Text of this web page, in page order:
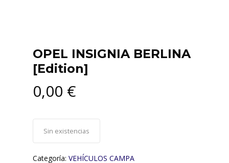
OPEL INSIGNIA BERLINA
[Edition]
0,00 €
Sin existencias
Categoría: VEHÍCULOS CAMPA